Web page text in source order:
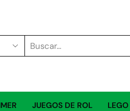
JUEGOS DE ROL LEGO